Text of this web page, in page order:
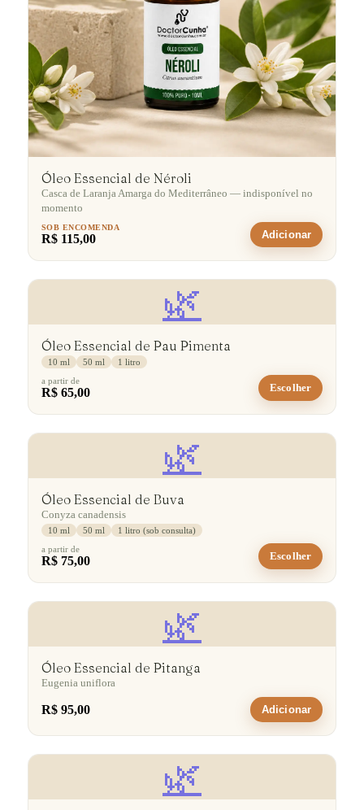
Óleo Essencial de Néroli
Casca de Laranja Amarga do Mediterrâneo — indisponível no
momento
SOB ENCOMENDA
R$ 115,00 Adicionar
🌿
Óleo Essencial de Pau Pimenta
10 ml 50 ml
1 litro
a partir de
R$ 65,00 Escolher
🌿
Óleo Essencial de Buva
Conyza canadensis
10 ml 50 ml
1 litro (sob consulta)
a partir de
R$ 75,00 Escolher
🌿
Óleo Essencial de Pitanga
Eugenia uniflora
R$ 95,00 Adicionar
🌿